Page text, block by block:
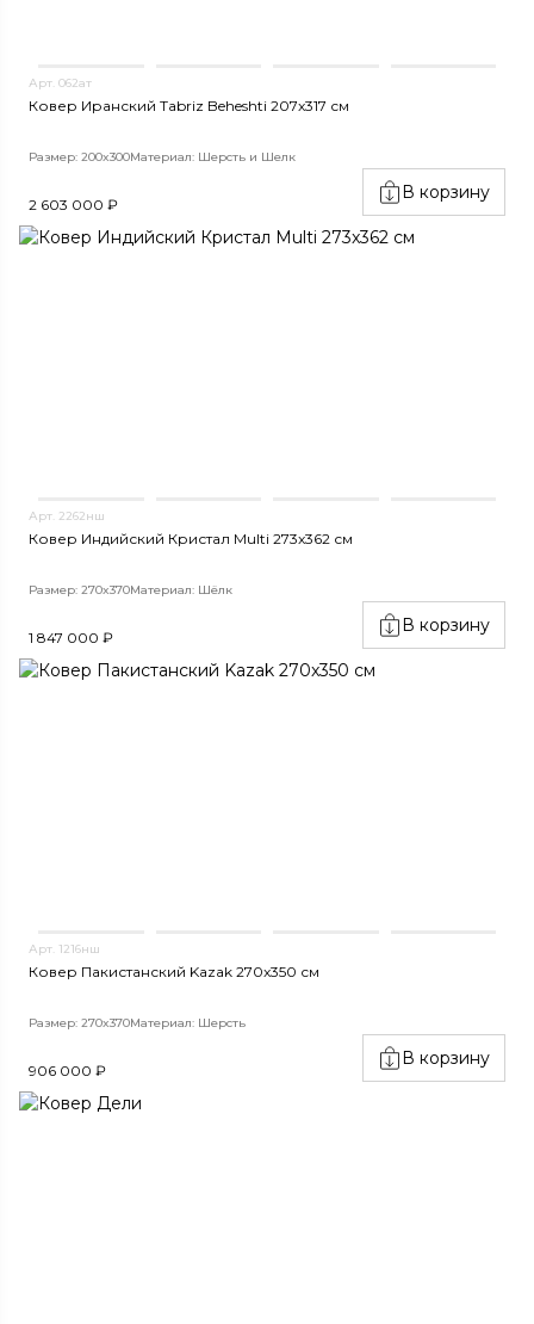
Арт. 062ат
Ковер Иранский Tabriz Beheshti 207x317 см
Размер: 200x300Материал: Шерсть и Шелк
2 603 000 ₽
В корзину
Арт. 2262нш
Ковер Индийский Кристал Multi 273x362 см
Размер: 270x370Материал: Шёлк
1 847 000 ₽
В корзину
Арт. 1216нш
Ковер Пакистанский Kazak 270x350 см
Размер: 270x370Материал: Шерсть
906 000 ₽
В корзину